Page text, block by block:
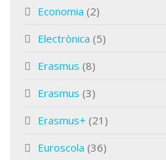
Economia (2)
Electrònica (5)
Erasmus (8)
Erasmus (3)
Erasmus+ (21)
Euroscola (36)